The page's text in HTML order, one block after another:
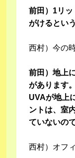
前田）1リ
がけるとい
西村）今の
前田）地上
があります
UVAが地上
ントは、室
ていないの
西村）オフ